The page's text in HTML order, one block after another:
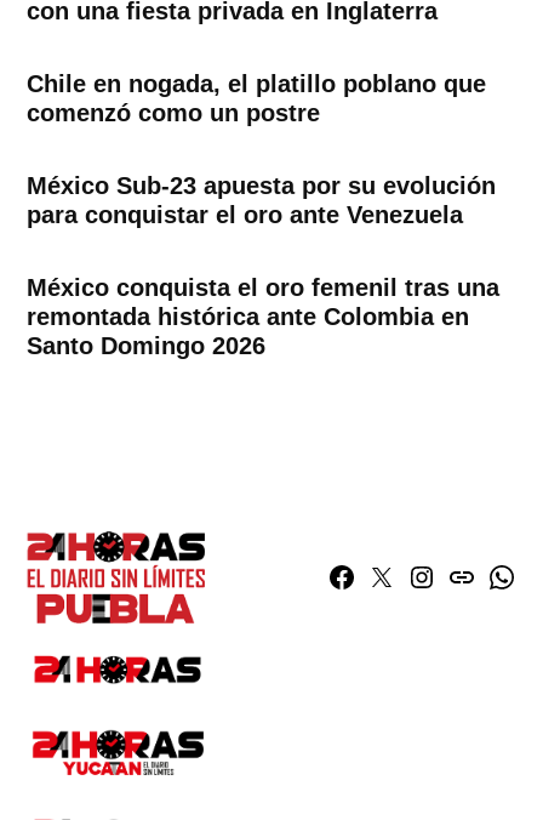
con una fiesta privada en Inglaterra
Chile en nogada, el platillo poblano que
comenzó como un postre
México Sub-23 apuesta por su evolución
para conquistar el oro ante Venezuela
México conquista el oro femenil tras una
remontada histórica ante Colombia en
Santo Domingo 2026
Facebook
TwitterInstagram
issuu